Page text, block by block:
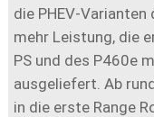
die PHEV-
mehr Leistung, die
PS und des P460e
ausgeliefert. Ab
in die erste Range